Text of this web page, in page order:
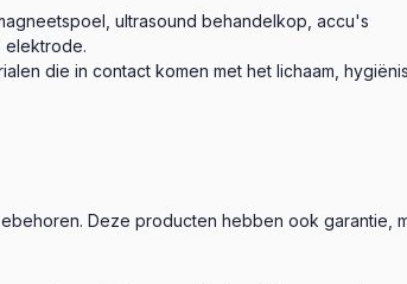
ultrasound behandelkop, accu's
elektrode.
die in contact komen met het lichaam,
Deze producten hebben ook garantie,